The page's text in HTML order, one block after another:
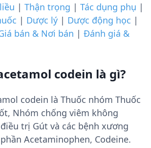
| Thận trọng | Tác dụng phụ |
| Dược lý | Dược động học |
bán & Nơi bán | Đánh giá &
codein là gì?
codein là Thuốc nhóm Thuốc
Nhóm chống viêm không
trị Gút và các bệnh xương
Acetaminophen, Codeine.